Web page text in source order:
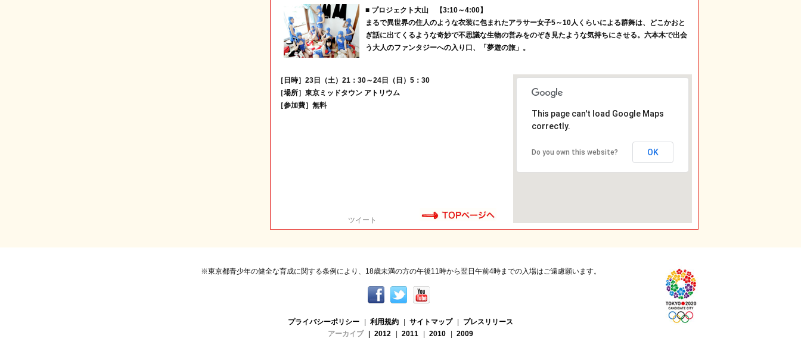
■ プロジェクト大山 【3:10～4:00】
まるで異世界の住人のような衣装に包まれたアラサー女子5～10人くらいによる群舞は、どこかおと
ぎ話に出てくるような奇妙で不思議な生物の営みをのぞき見たような気持ちにさせる。六本木で出会
う大人のファンタジーへの入り口、「夢遊の旅」。
ツイート
［日時］23日（土）21：30～24日（日）5：30
［場所］東京ミッドタウン アトリウム
［参加費］無料
This page can't load Google Maps
correctly.
Do you own this website? OK
※東京都青少年の健全な育成に関する条例により、18歳未満の方の午後11時から翌日午前4時までの入場はご遠慮願います。
プライバシーポリシー 利用規約 サイトマップ
プレスリリース
アーカイブ
2012 2011 2010 2009